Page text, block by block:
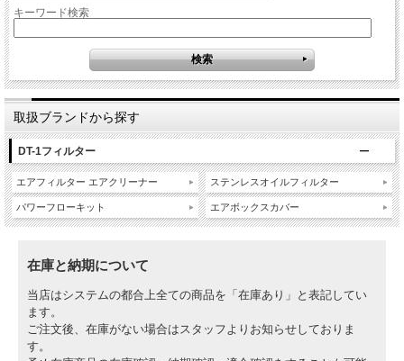
キーワード検索
取扱ブランドから探す
DT-1フィルター
エアフィルター エアクリーナー
パワーフローキット
ステンレスオイルフィルター
エアボックスカバー
在庫と納期について
当店はシステムの都合上全ての商品を「在庫あり」と表記してい
ます。
ご注文後、在庫がない場合はスタッフよりお知らせしておりま
す。